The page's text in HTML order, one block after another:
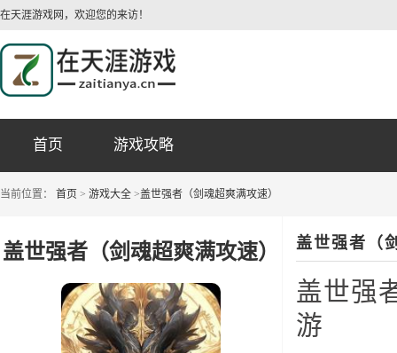
在天涯游戏网，欢迎您的来访！
首页 游戏攻略
当前位置： 首页 > 游戏大全 >盖世强者（剑魂超爽满攻速）
盖世强者（剑魂超爽满攻速） 盖世强者（
盖世强
游